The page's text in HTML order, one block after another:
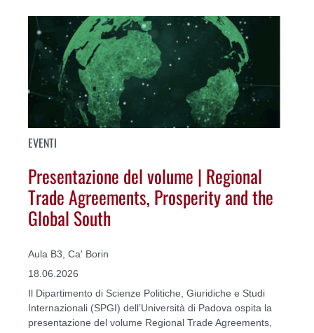
EVENTI
Presentazione del volume | Regional
Trade Agreements, Prosperity and the
Global South
Aula B3, Ca' Borin
18.06.2026
Il Dipartimento di Scienze Politiche, Giuridiche e Studi
Internazionali (SPGI) dell’Università di Padova ospita la
presentazione del volume Regional Trade Agreements,